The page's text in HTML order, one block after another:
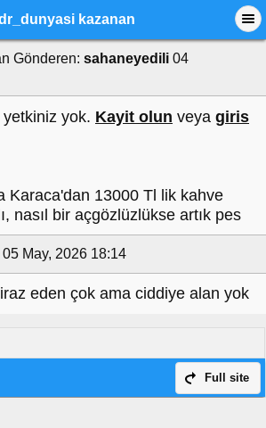
kazanan
Gönderen: sahaneyedili 04
yok. Kayit olun veya giris
Karaca'dan 13000 Tl lik kahve
nasıl bir açgözlüzlükse artık pes
05 May, 2026 18:14
eden çok ama ciddiye alan yok
Full site